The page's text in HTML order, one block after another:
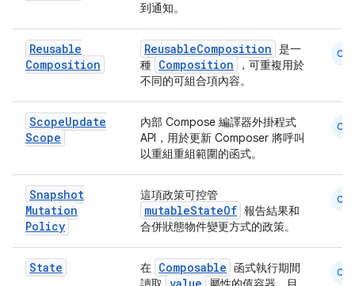
到通知。
Reusable
Composition
ReusableComposition 是一
種 Composition
，可重複用於
不同的可組合項內容。
CM
ScopeUpdate
Scope
內部 Compose 編譯器外掛程式
API，用於更新 Composer 將呼叫
以重組重組範圍的函式。
CM
Snapshot
Mutation
Policy
這項政策可控管
mutableStateOf 報告結果和
合併狀態物件變更方式的政策。
CM
State 在 Composable
函式執行期間
CM